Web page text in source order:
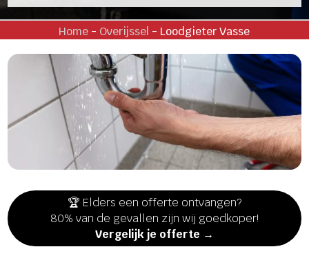
Home - Overijssel - Loodgieter Vasse
🏆 Elders een offerte ontvangen?
80% van de gevallen zijn wij goedkoper!
Vergelijk je offerte →